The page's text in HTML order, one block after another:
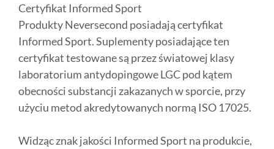
Certyfikat Informed Sport
Produkty Neversecond posiadają certyfikat
Informed Sport. Suplementy posiadające ten
certyfikat testowane są przez światowej klasy
laboratorium antydopingowe LGC pod kątem
obecności substancji zakazanych w sporcie, przy
użyciu metod akredytowanych normą ISO 17025.
Widząc znak jakości Informed Sport na produkcie,